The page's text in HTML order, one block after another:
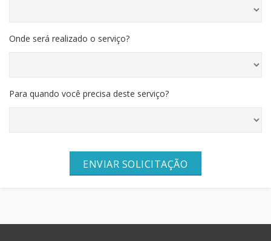
Onde será realizado o serviço?
Para quando você precisa deste serviço?
ENVIAR SOLICITAÇÃO